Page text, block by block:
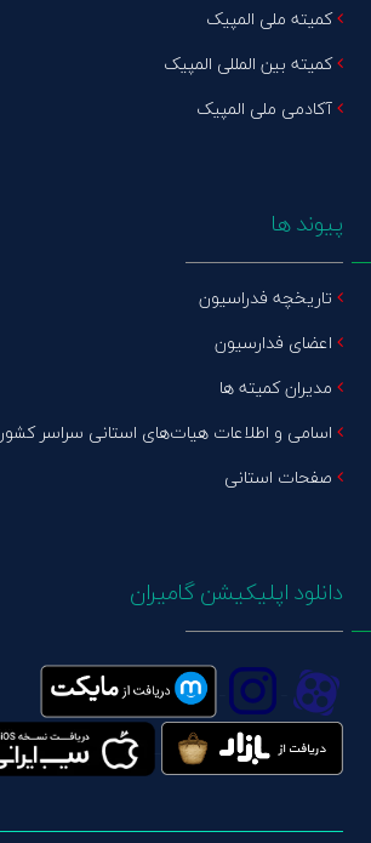
کمیته ملی المپیک
کمیته بین المللی المپیک
آکادمی ملی المپیک
پیوند ها
تاریخچه فدراسیون
اعضای فدارسیون
مدیران کمیته ها
اسامی و اطلاعات هیات‌های استانی سراسر کشور
صفحات استانی
دانلود اپلیکیشن گامیران